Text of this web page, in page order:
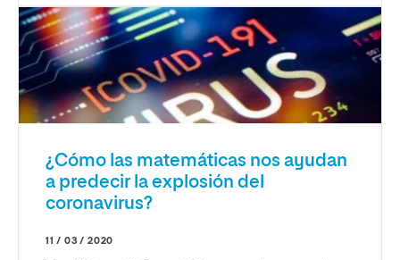
¿Cómo las matemáticas nos ayudan
a predecir la explosión del
coronavirus?
11 / 03 / 2020